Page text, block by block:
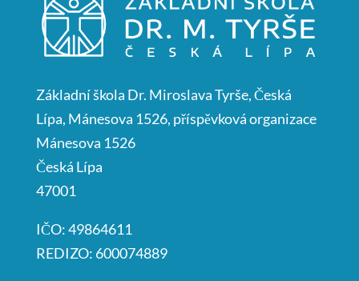
Základní škola Dr. Miroslava Tyrše, Česká
Lípa, Mánesova 1526, příspěvková organizace
Mánesova 1526
Česká Lípa
47001
IČO: 49864611
REDIZO: 600074889